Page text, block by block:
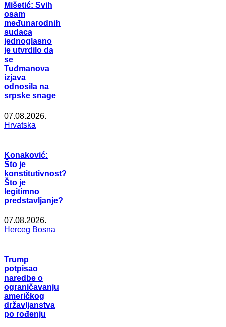
Mišetić: Svih
osam
međunarodnih
sudaca
jednoglasno
je utvrdilo da
se
Tuđmanova
izjava
odnosila na
srpske snage
07.08.2026.
Hrvatska
Konaković:
Što je
konstitutivnost?
Što je
legitimno
predstavljanje?
07.08.2026.
Herceg Bosna
Trump
potpisao
naredbe o
ograničavanju
američkog
državljanstva
po rođenju